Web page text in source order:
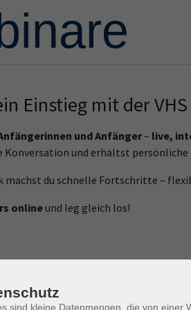
Einstieg mit der VHS
und Anfänger– live,
und erhältst
du schnelle Fortschritte –
onlineund leg gleich los!
Wochentage
sind kleine Datenmengen, die von einer